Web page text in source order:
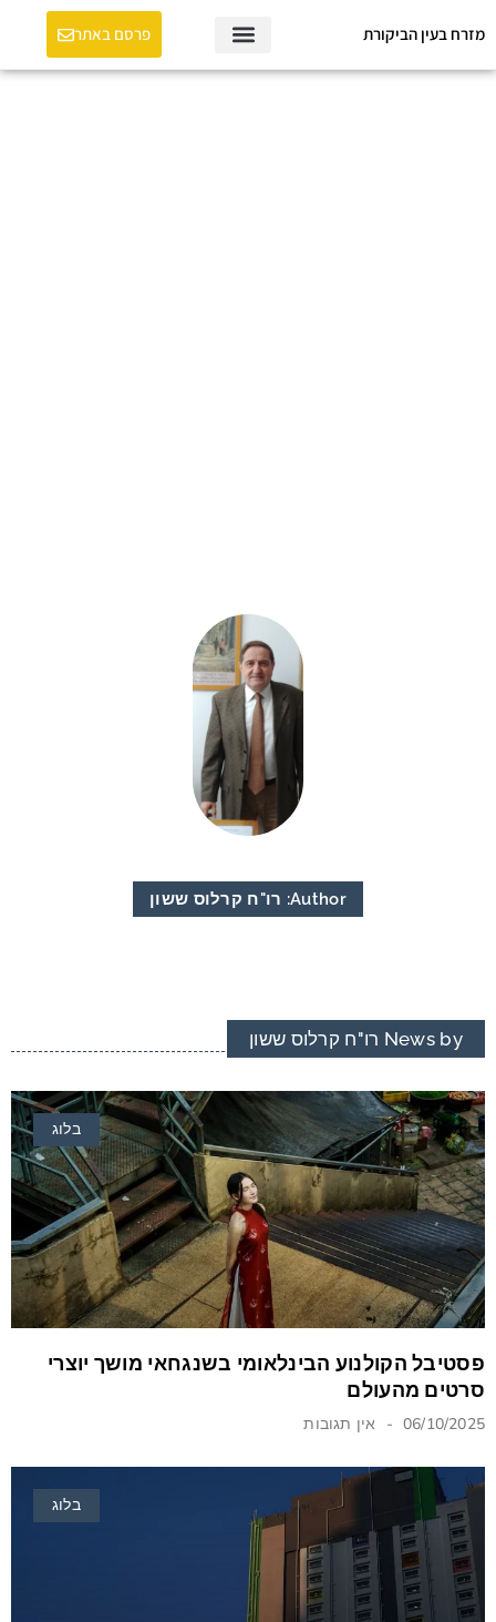
מזרח בעין הביקורת פרסם באתר
Author: רו"ח קרלוס ששון
News by רו"ח קרלוס ששון
בלוג
פסטיבל הקולנוע הבינלאומי בשנגחאי מושך יוצרי
סרטים מהעולם
06/10/2025 אין תגובות
בלוג